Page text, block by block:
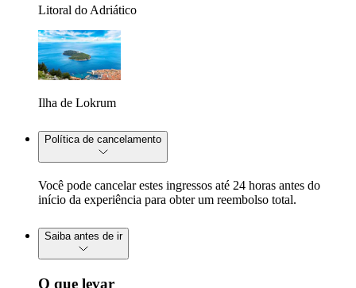
Litoral do Adriático
Ilha de Lokrum
Política de cancelamento
Você pode cancelar estes ingressos até 24 horas antes do
início da experiência para obter um reembolso total.
Saiba antes de ir
O que levar